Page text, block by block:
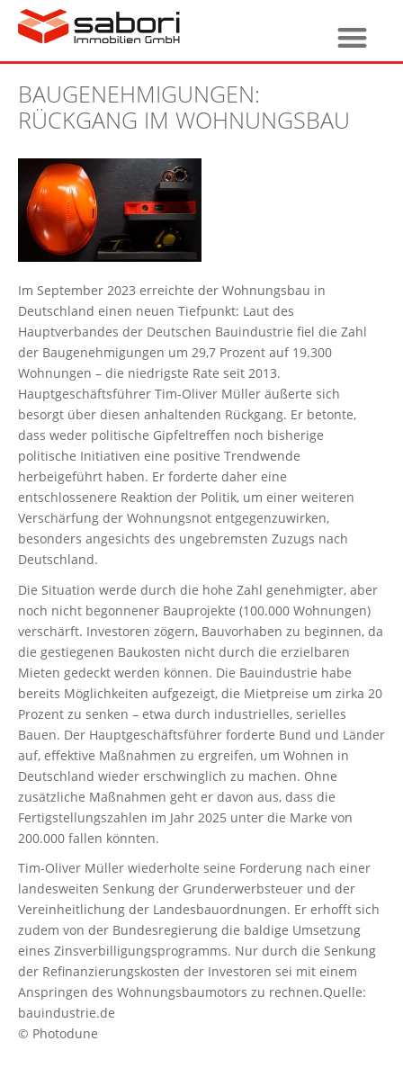
BAUGENEHMIGUNGEN:
RÜCKGANG IM WOHNUNGSBAU
Im September 2023 erreichte der Wohnungsbau in
Deutschland einen neuen Tiefpunkt: Laut des
Hauptverbandes der Deutschen Bauindustrie fiel die Zahl
der Baugenehmigungen um 29,7 Prozent auf 19.300
Wohnungen – die niedrigste Rate seit 2013.
Hauptgeschäftsführer Tim-Oliver Müller äußerte sich
besorgt über diesen anhaltenden Rückgang. Er betonte,
dass weder politische Gipfeltreffen noch bisherige
politische Initiativen eine positive Trendwende
herbeigeführt haben. Er forderte daher eine
entschlossenere Reaktion der Politik, um einer weiteren
Verschärfung der Wohnungsnot entgegenzuwirken,
besonders angesichts des ungebremsten Zuzugs nach
Deutschland.
Die Situation werde durch die hohe Zahl genehmigter, aber
noch nicht begonnener Bauprojekte (100.000 Wohnungen)
verschärft. Investoren zögern, Bauvorhaben zu beginnen, da
die gestiegenen Baukosten nicht durch die erzielbaren
Mieten gedeckt werden können. Die Bauindustrie habe
bereits Möglichkeiten aufgezeigt, die Mietpreise um zirka 20
Prozent zu senken – etwa durch industrielles, serielles
Bauen. Der Hauptgeschäftsführer forderte Bund und Länder
auf, effektive Maßnahmen zu ergreifen, um Wohnen in
Deutschland wieder erschwinglich zu machen. Ohne
zusätzliche Maßnahmen geht er davon aus, dass die
Fertigstellungszahlen im Jahr 2025 unter die Marke von
200.000 fallen könnten.
Tim-Oliver Müller wiederholte seine Forderung nach einer
landesweiten Senkung der Grunderwerbsteuer und der
Vereinheitlichung der Landesbauordnungen. Er erhofft sich
zudem von der Bundesregierung die baldige Umsetzung
eines Zinsverbilligungsprogramms. Nur durch die Senkung
der Refinanzierungskosten der Investoren sei mit einem
Anspringen des Wohnungsbaumotors zu rechnen.Quelle:
bauindustrie.de
© Photodune